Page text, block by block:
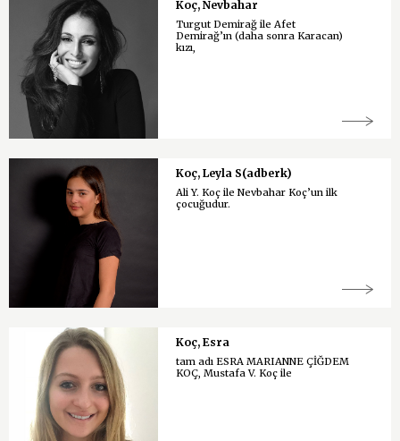
Koç, Nevbahar
Turgut Demirağ ile Afet
Demirağ’ın (daha sonra Karacan)
kızı,
Koç, Leyla S(adberk)
Ali Y. Koç ile Nevbahar Koç’un ilk
çocuğudur.
Koç, Esra
tam adı ESRA MARIANNE ÇİĞDEM
KOÇ, Mustafa V. Koç ile